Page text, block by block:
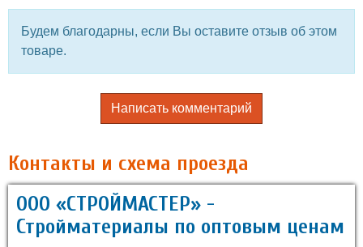
Будем благодарны, если Вы оставите отзыв об этом
товаре.
Написать комментарий
Контакты и схема проезда
ООО «СТРОЙМАСТЕР» -
Стройматериалы по оптовым ценам